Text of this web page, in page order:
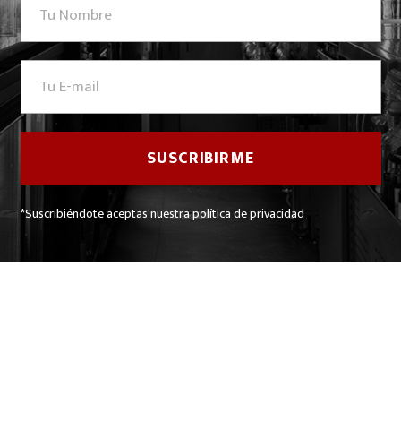
*Suscribiéndote aceptas nuestra política de privacidad